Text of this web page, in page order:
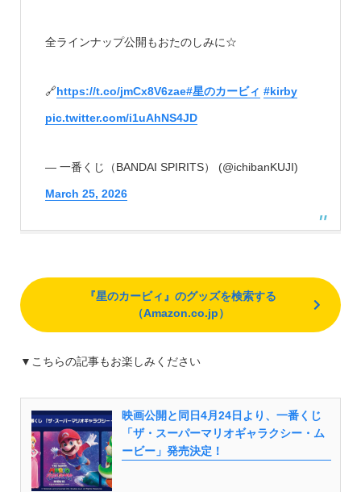
全ラインナップ公開もおたのしみに☆
🔗https://t.co/jmCx8V6zae#星のカービィ #kirby
pic.twitter.com/i1uAhNS4JD
— 一番くじ（BANDAI SPIRITS） (@ichibanKUJI)
March 25, 2026
『星のカービィ』のグッズを検索する
（Amazon.co.jp）
▼こちらの記事もお楽しみください
映画公開と同日4月24日より、一番くじ
「ザ・スーパーマリオギャラクシー・ム
ービー」発売決定！